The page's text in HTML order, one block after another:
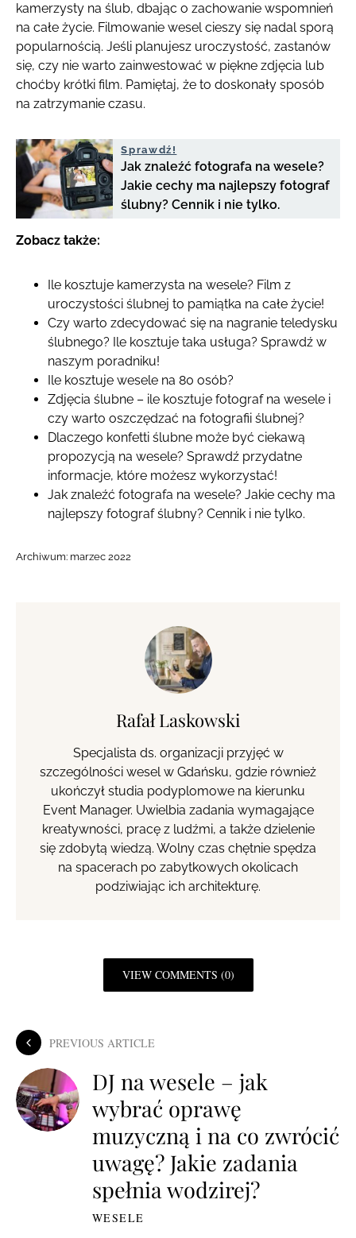
kamerzysty na ślub, dbając o zachowanie wspomnień
na całe życie. Filmowanie wesel cieszy się nadal sporą
popularnością. Jeśli planujesz uroczystość, zastanów
się, czy nie warto zainwestować w piękne zdjęcia lub
choćby krótki film. Pamiętaj, że to doskonały sposób
na zatrzymanie czasu.
Sprawdź!
Jak znaleźć fotografa na wesele?
Jakie cechy ma najlepszy fotograf
ślubny? Cennik i nie tylko.
Zobacz także:
Ile kosztuje kamerzysta na wesele? Film z
uroczystości ślubnej to pamiątka na całe życie!
Czy warto zdecydować się na nagranie teledysku
ślubnego? Ile kosztuje taka usługa? Sprawdź w
naszym poradniku!
Ile kosztuje wesele na 80 osób?
Zdjęcia ślubne – ile kosztuje fotograf na wesele i
czy warto oszczędzać na fotografii ślubnej?
Dlaczego konfetti ślubne może być ciekawą
propozycją na wesele? Sprawdź przydatne
informacje, które możesz wykorzystać!
Jak znaleźć fotografa na wesele? Jakie cechy ma
najlepszy fotograf ślubny? Cennik i nie tylko.
Archiwum: marzec 2022
Rafał Laskowski
Specjalista ds. organizacji przyjęć w
szczególności wesel w Gdańsku, gdzie również
ukończył studia podyplomowe na kierunku
Event Manager. Uwielbia zadania wymagające
kreatywności, pracę z ludźmi, a także dzielenie
się zdobytą wiedzą. Wolny czas chętnie spędza
na spacerach po zabytkowych okolicach
podziwiając ich architekturę.
VIEW COMMENTS (0)
PREVIOUS ARTICLE
DJ na wesele – jak
wybrać oprawę
muzyczną i na co zwrócić
uwagę? Jakie zadania
spełnia wodzirej?
WESELE